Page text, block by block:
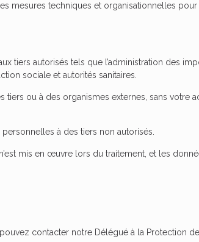
mesures techniques et organisationnelles pour
tiers autorisés tels que l’administration des
sociale et autorités sanitaires.
tiers ou à des organismes externes, sans votre
à des tiers non autorisés.
mis en œuvre lors du traitement, et les
contacter notre Délégué à la Protection